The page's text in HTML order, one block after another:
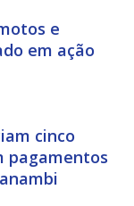
e
em ação
cinco
pagamentos